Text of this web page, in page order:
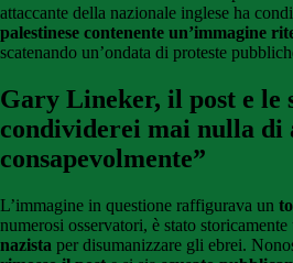
attaccante della nazionale inglese ha
palestinese contenente un’immagine
scatenando un’ondata di proteste
Gary Lineker, il post e le
condividerei mai nulla di
consapevolmente”
L’immagine in questione raffigurava un
numerosi osservatori, è stato
nazista per disumanizzare gli ebrei.